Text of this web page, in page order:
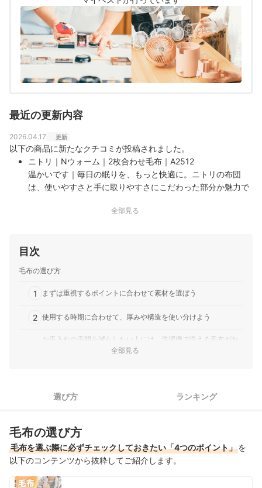
に、日々の業務に取り組んでいる。
渡辺寛和のプロフィール
最近の更新内容
2026.04.17 更新
以下の商品に新たなクチコミが投稿されました。
ニトリ｜Nウォーム｜2枚合わせ毛布｜A2512
温かいです｜毎日の眠りを、もっと快適に。ニトリの布団
は、使いやすさと手に取りやすさにこだわった部分か魅力で
全部見る
目次
毛布の選び方
1 まずは重視するポイントに合わせて素材を選ぼう
2 使用する時期に合わせて、厚みや構造を使い分けよう
お手入れの手間を減らしたい人には、洗濯機で洗える毛布がお
セミダブルサイズの毛布全41商品おすすめ人気ランキング
セミダブルサイズの毛布の売れ筋ランキングもチェック！
全部見る
選び方 ランキング
毛布の選び方
毛布を選ぶ際に必ずチェックしておきたい「4つのポイント」を
以下のコンテンツから抜粋してご紹介します。